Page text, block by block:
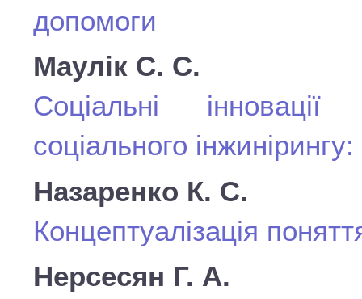
допомоги
Маулік С. С.
Cоціальні
соціального
Назаренко К. С.
Концептуалізація
Нерсесян Г. А.